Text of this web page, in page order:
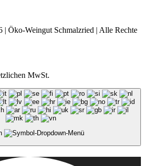
| Öko-Weingut Schmalzried | Alle Rechte
MwSt.